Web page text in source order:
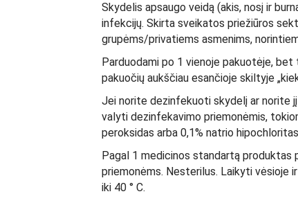
Skydelis apsaugo veidą (akis, nosį ir
infekcijų. Skirta sveikatos priežiūros
grupėms/privatiems asmenims,
Parduodami po 1 vienoje pakuotėje,
pakuočių aukščiau esančioje skiltyje
Jei norite dezinfekuoti skydelį ar norite
valyti dezinfekavimo priemonėmis,
peroksidas arba 0,1% natrio
Pagal 1 medicinos standartą produktas
priemonėms. Nesterilus. Laikyti vėsioje
iki 40 ° C.